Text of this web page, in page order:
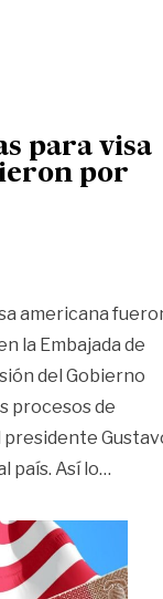
para visa
por
americana
la Embajada de
del Gobierno
procesos de
presidente
país. Así lo…